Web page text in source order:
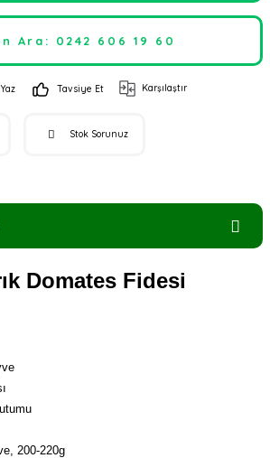
Ara: 0242 606 19 60
Tavsiye Et Karşılaştır
Stok Sorunuz
Domates Fidesi
200-220g